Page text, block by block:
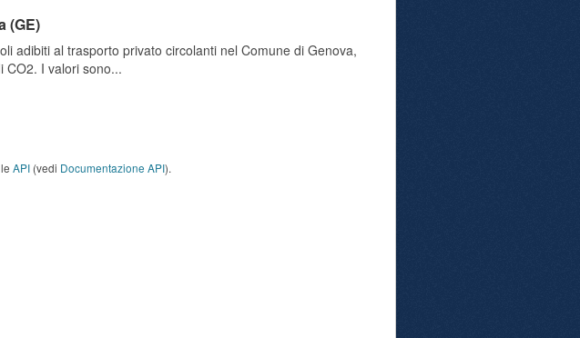
(GE)
adibiti al trasporto privato circolanti nel Comune di Genova,
CO2. I valori sono...
API (vedi Documentazione API).